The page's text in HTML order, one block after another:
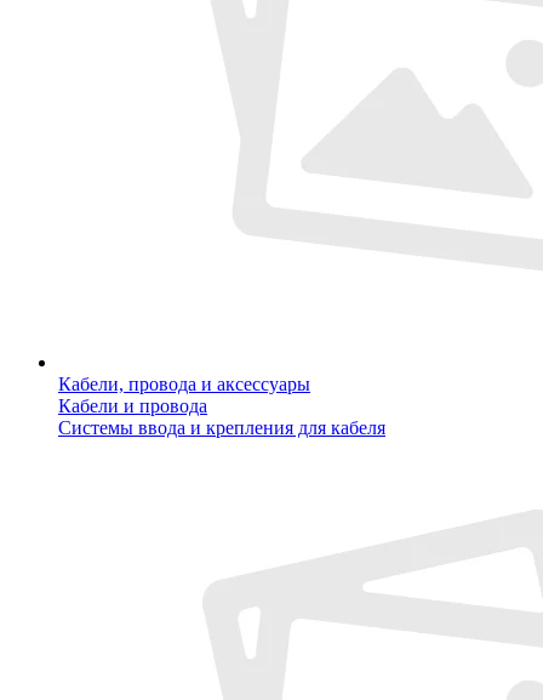
Кабели, провода и аксессуары
Кабели и провода
Системы ввода и крепления для кабеля